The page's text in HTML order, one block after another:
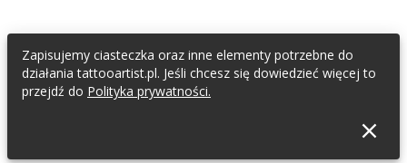
Zapisujemy ciasteczka oraz inne elementy potrzebne do
działania tattooartist.pl. Jeśli chcesz się dowiedzieć więcej to
przejdź do Polityka prywatności.